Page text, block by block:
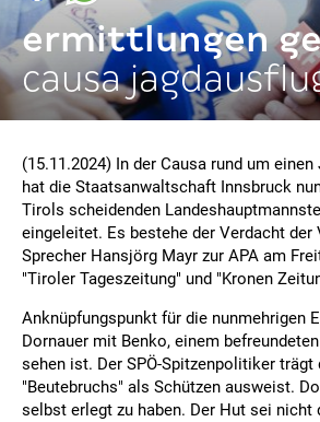
ermittlungen
causa
(15.11.2024) In der Causa rund um
hat die Staatsanwaltschaft Innsbruck
Tirols scheidenden
eingeleitet. Es bestehe der Verdacht
Sprecher Hansjörg Mayr zur APA am
"Tiroler Tageszeitung" und "Kronen
Anknüpfungspunkt für die nunmehrigen
Dornauer mit Benko, einem
sehen ist. Der SPÖ-Spitzenpolitiker
"Beutebruchs" als Schützen ausweist.
selbst erlegt zu haben. Der Hut sei